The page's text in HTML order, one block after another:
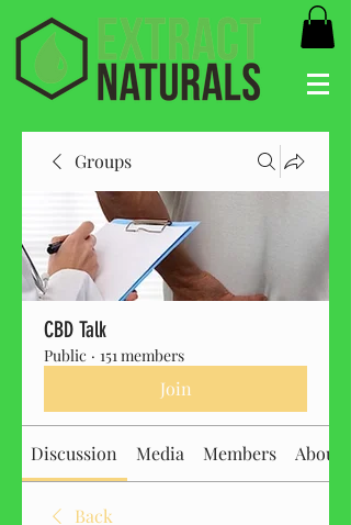
Groups
CBD Talk
Public · 151 members
Join
Discussion Media Members About
Back